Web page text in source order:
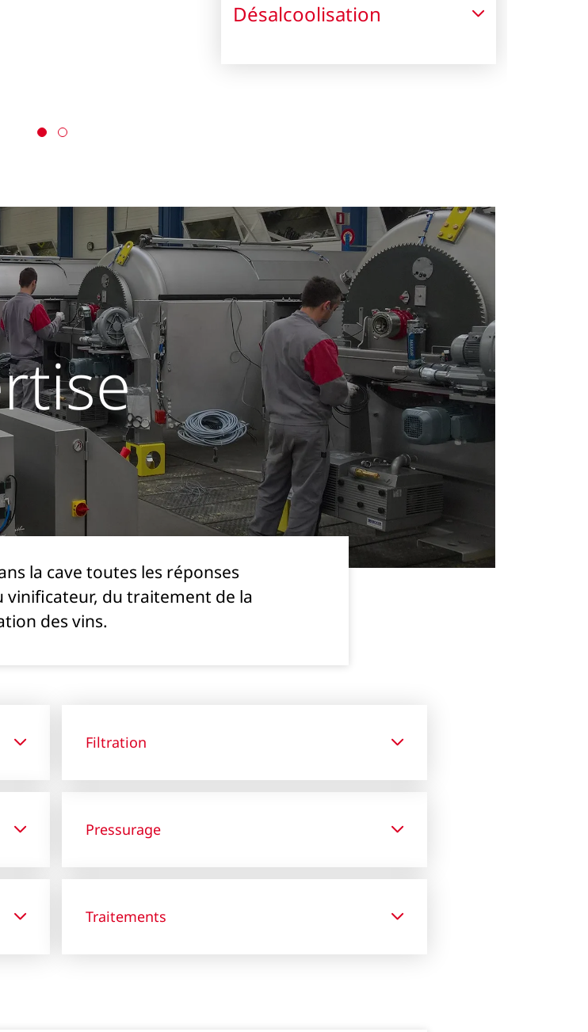
Désalcoolisation
la cave toutes les réponses
vinificateur, du traitement de la
des vins.
Pressurage
Filtration
Traitements